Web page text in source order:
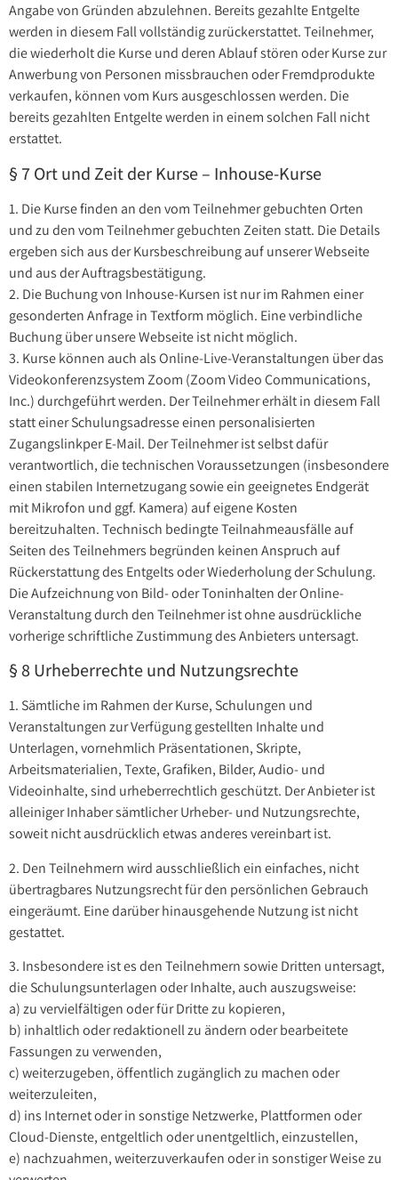
Angabe von Gründen abzulehnen. Bereits gezahlte Entgelte
werden in diesem Fall vollständig zurückerstattet. Teilnehmer,
die wiederholt die Kurse und deren Ablauf stören oder Kurse zur
Anwerbung von Personen missbrauchen oder Fremdprodukte
verkaufen, können vom Kurs ausgeschlossen werden. Die
bereits gezahlten Entgelte werden in einem solchen Fall nicht
erstattet.
§ 7 Ort und Zeit der Kurse – Inhouse-Kurse
1. Die Kurse finden an den vom Teilnehmer gebuchten Orten
und zu den vom Teilnehmer gebuchten Zeiten statt. Die Details
ergeben sich aus der Kursbeschreibung auf unserer Webseite
und aus der Auftragsbestätigung.
2. Die Buchung von Inhouse-Kursen ist nur im Rahmen einer
gesonderten Anfrage in Textform möglich. Eine verbindliche
Buchung über unsere Webseite ist nicht möglich.
3. Kurse können auch als Online-Live-Veranstaltungen über das
Videokonferenzsystem Zoom (Zoom Video Communications,
Inc.) durchgeführt werden. Der Teilnehmer erhält in diesem Fall
statt einer Schulungsadresse einen personalisierten
Zugangslinkper E-Mail. Der Teilnehmer ist selbst dafür
verantwortlich, die technischen Voraussetzungen (insbesondere
einen stabilen Internetzugang sowie ein geeignetes Endgerät
mit Mikrofon und ggf. Kamera) auf eigene Kosten
bereitzuhalten. Technisch bedingte Teilnahmeausfälle auf
Seiten des Teilnehmers begründen keinen Anspruch auf
Rückerstattung des Entgelts oder Wiederholung der Schulung.
Die Aufzeichnung von Bild- oder Toninhalten der Online-
Veranstaltung durch den Teilnehmer ist ohne ausdrückliche
vorherige schriftliche Zustimmung des Anbieters untersagt.
§ 8 Urheberrechte und Nutzungsrechte
1. Sämtliche im Rahmen der Kurse, Schulungen und
Veranstaltungen zur Verfügung gestellten Inhalte und
Unterlagen, vornehmlich Präsentationen, Skripte,
Arbeitsmaterialien, Texte, Grafiken, Bilder, Audio- und
Videoinhalte, sind urheberrechtlich geschützt. Der Anbieter ist
alleiniger Inhaber sämtlicher Urheber- und Nutzungsrechte,
soweit nicht ausdrücklich etwas anderes vereinbart ist.
2. Den Teilnehmern wird ausschließlich ein einfaches, nicht
übertragbares Nutzungsrecht für den persönlichen Gebrauch
eingeräumt. Eine darüber hinausgehende Nutzung ist nicht
gestattet.
3. Insbesondere ist es den Teilnehmern sowie Dritten untersagt,
die Schulungsunterlagen oder Inhalte, auch auszugsweise:
a) zu vervielfältigen oder für Dritte zu kopieren,
b) inhaltlich oder redaktionell zu ändern oder bearbeitete
Fassungen zu verwenden,
c) weiterzugeben, öffentlich zugänglich zu machen oder
weiterzuleiten,
d) ins Internet oder in sonstige Netzwerke, Plattformen oder
Cloud-Dienste, entgeltlich oder unentgeltlich, einzustellen,
e) nachzuahmen, weiterzuverkaufen oder in sonstiger Weise zu